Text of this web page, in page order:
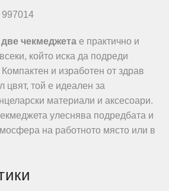
997014
чекмеджета е практично и
който иска да подреди
и изработен от здрав
той е идеален за
материали и аксесоари.
улеснява подредбата и
на работното място или в